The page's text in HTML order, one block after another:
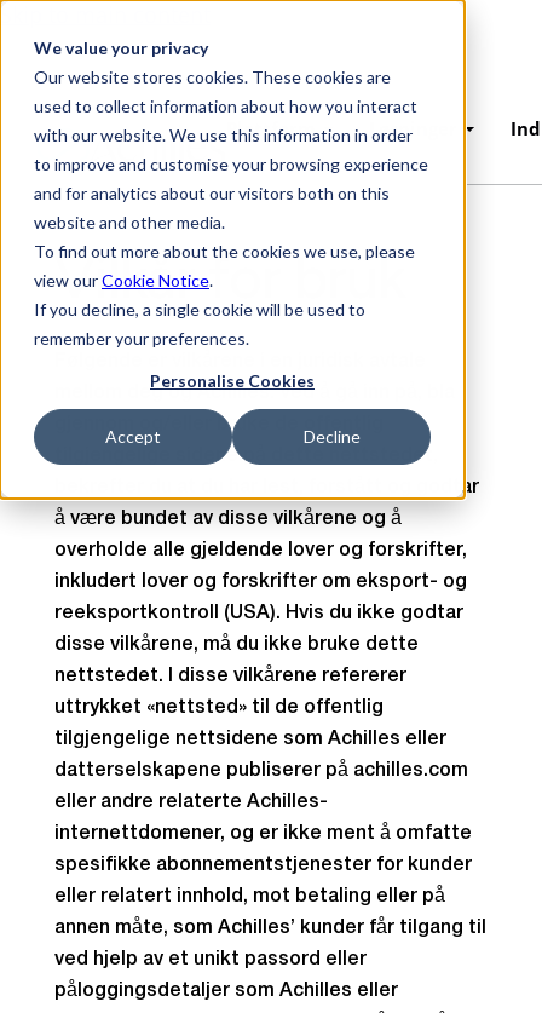
We value your privacy
Our website stores cookies. These cookies are
used to collect information about how you interact
with our website. We use this information in order
to improve and customise your browsing experience
and for analytics about our visitors both on this
website and other media.
To find out more about the cookies we use, please
view ourCookie Notice.
If you decline, a single cookie will be used to
remember your preferences.
Personalise Cookies
Accept Decline
Plattform Løsninger
Vilkår for bruk
mellom deg og Achilles. Ved å gå inn på, bla
gjennom og/eller bruke de offentlig
tilgjengelige sidene på dette nettstedet,
bekrefter du at du har lest, forstått og godtar
å være bundet av disse vilkårene og å
overholde alle gjeldende lover og forskrifter,
inkludert lover og forskrifter om eksport- og
reeksportkontroll (USA). Hvis du ikke godtar
disse vilkårene, må du ikke bruke dette
nettstedet. I disse vilkårene refererer
uttrykket «nettsted» til de offentlig
tilgjengelige nettsidene som Achilles eller
datterselskapene publiserer på achilles.com
eller andre relaterte Achilles-
internettdomener, og er ikke ment å omfatte
spesifikke abonnementstjenester for kunder
eller relatert innhold, mot betaling eller på
annen måte, som Achilles’ kunder får tilgang til
ved hjelp av et unikt passord eller
påloggingsdetaljer som Achilles eller